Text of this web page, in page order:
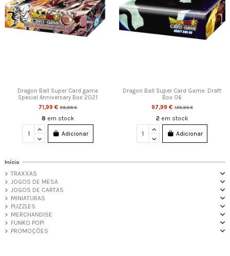
Dragon Ball Super Card game
Special Anniversary Box 2021
71,99 €89,99 €
8 em stock
Adicionar
Dragon Ball Super Card Game: Draft
Box 06
97,99 €139,99 €
2 em stock
Adicionar
Início
TRAXXAS
JOGOS DE MESA
JOGOS DE CARTAS
MINIATURAS
PUZZLES
MERCHANDISE
FUNKO POP!
PROMOÇÕES